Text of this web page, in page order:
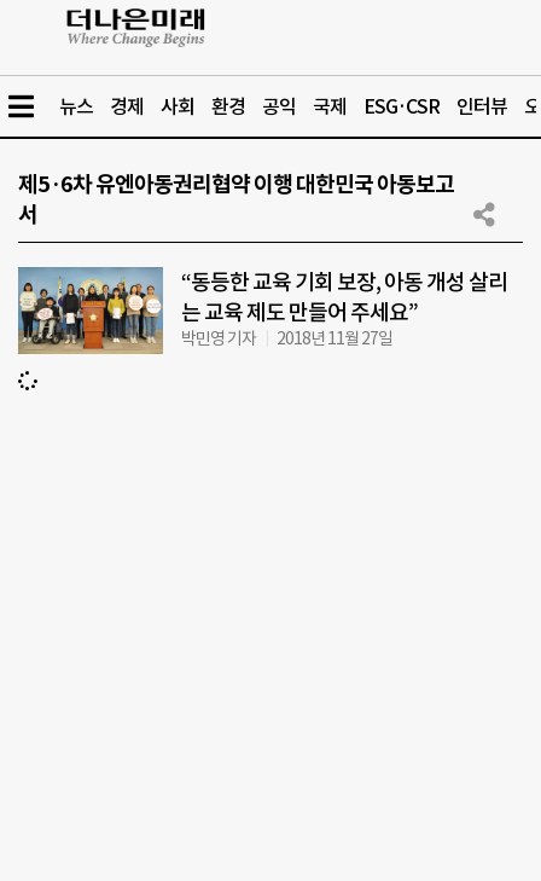
뉴스 경제 사회 환경 공익 국제 ESG·CSR 인터뷰
제5·6차 유엔아동권리협약 이행 대한민국 아동보고
서
“동등한 교육 기회 보장, 아동 개성 살리
는 교육 제도 만들어 주세요”
박민영 기자 2018년 11월 27일